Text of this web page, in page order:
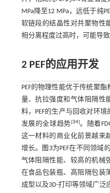
MPa降至12 MPa，远低于纯
软链段的结晶性对共聚物性
相分离程度过高时，可能导致
2 PEF的应用开发
PEF的物理性能优于传统聚
量、抗拉强度和气体阻隔性
料，PEF的生产与回收对环
发展的全球趋势[34]。随着
这一材料的商业化前景越来
增长。
图3为PEF在不同领域
气体阻隔性能、较高的机械
在食品包装瓶、高阻隔包装
成型以及3D-打印等领域广泛